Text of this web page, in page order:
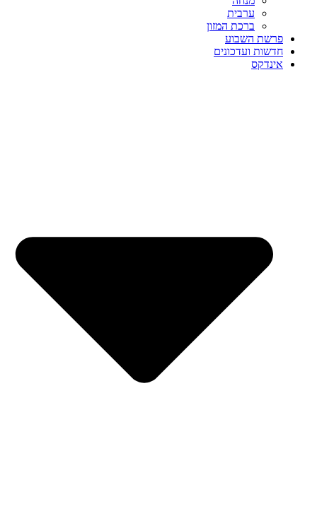
ערבית
ברכת המזון
פרשת השבוע
חדשות ועדכונים
אינדקס